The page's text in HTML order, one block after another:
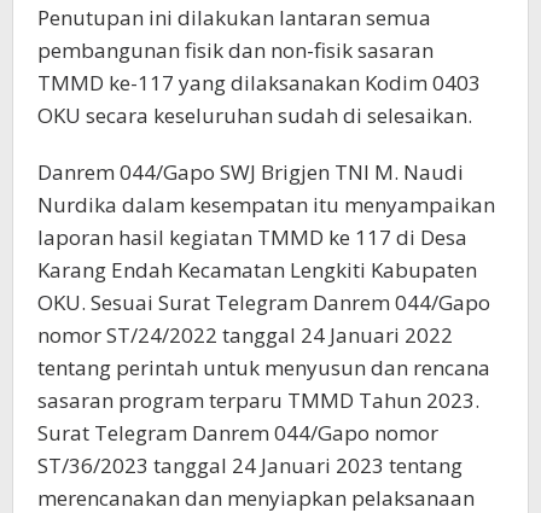
Penutupan ini dilakukan lantaran semua
pembangunan fisik dan non-fisik sasaran
TMMD ke-117 yang dilaksanakan Kodim 0403
OKU secara keseluruhan sudah di selesaikan.
Danrem 044/Gapo SWJ Brigjen TNI M. Naudi
Nurdika dalam kesempatan itu menyampaikan
laporan hasil kegiatan TMMD ke 117 di Desa
Karang Endah Kecamatan Lengkiti Kabupaten
OKU. Sesuai Surat Telegram Danrem 044/Gapo
nomor ST/24/2022 tanggal 24 Januari 2022
tentang perintah untuk menyusun dan rencana
sasaran program terparu TMMD Tahun 2023.
Surat Telegram Danrem 044/Gapo nomor
ST/36/2023 tanggal 24 Januari 2023 tentang
merencanakan dan menyiapkan pelaksanaan